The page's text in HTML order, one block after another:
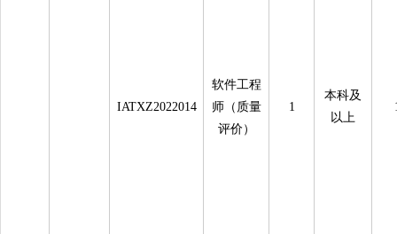
IATXZ2022014
软件工程
师（质量
评价）
1
本科及
以上